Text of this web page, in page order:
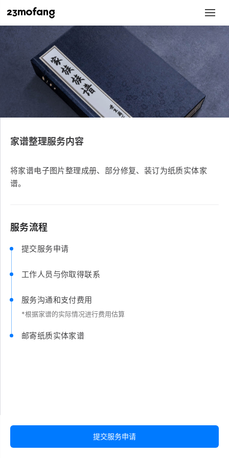
家谱整理服务内容
将家谱电子图片整理成册、部分修复、装订为纸质实体家
谱。
服务流程
提交服务申请
工作人员与你取得联系
服务沟通和支付费用
*根据家谱的实际情况进行费用估算
邮寄纸质实体家谱
提交服务申请